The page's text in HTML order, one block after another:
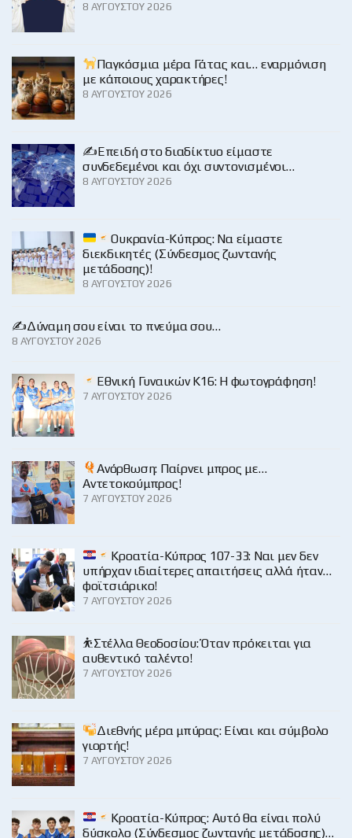
8 ΑΥΓΟΎΣΤΟΥ 2026
Παγκόσμια μέρα Γάτας και… εναρμόνιση
με κάποιους χαρακτήρες!
8 ΑΥΓΟΎΣΤΟΥ 2026
✍️Επειδή στο διαδίκτυο είμαστε
συνδεδεμένοι και όχι συντονισμένοι…
8 ΑΥΓΟΎΣΤΟΥ 2026
Ουκρανία-Κύπρος: Να είμαστε
διεκδικητές (Σύνδεσμος ζωντανής
μετάδοσης)!
8 ΑΥΓΟΎΣΤΟΥ 2026
✍️Δύναμη σου είναι το πνεύμα σου…
8 ΑΥΓΟΎΣΤΟΥ 2026
Εθνική Γυναικών Κ16: Η φωτογράφηση!
7 ΑΥΓΟΎΣΤΟΥ 2026
Ανόρθωση: Παίρνει μπρος με…
Αντετοκούμπρος!
7 ΑΥΓΟΎΣΤΟΥ 2026
Κροατία-Κύπρος 107-33: Ναι μεν δεν
υπήρχαν ιδιαίτερες απαιτήσεις αλλά ήταν…
φοϊτσιάρικο!
7 ΑΥΓΟΎΣΤΟΥ 2026
⛹️Στέλλα Θεοδοσίου: Όταν πρόκειται για
αυθεντικό ταλέντο!
7 ΑΥΓΟΎΣΤΟΥ 2026
Διεθνής μέρα μπύρας: Είναι και σύμβολο
γιορτής!
7 ΑΥΓΟΎΣΤΟΥ 2026
Κροατία-Κύπρος: Αυτό θα είναι πολύ
δύσκολο (Σύνδεσμος ζωντανής μετάδοσης)…